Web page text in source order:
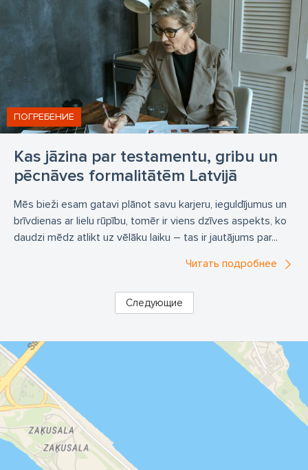
Kas jāzina par testamentu, gribu un
pēcnāves formalitātēm Latvijā
ПОГРЕБЕНИЕ
Mēs bieži esam gatavi plānot savu karjeru, ieguldījumus un
brīvdienas ar lielu rūpību, tomēr ir viens dzīves aspekts, ko
daudzi mēdz atlikt uz vēlāku laiku – tas ir jautājums par...
Читать подробнее
Следующие